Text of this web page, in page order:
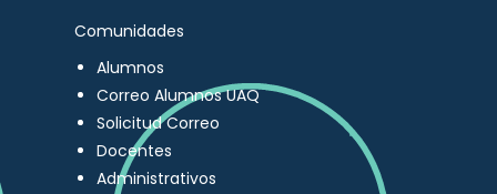
Comunidades
Alumnos
Correo Alumnos UAQ
Solicitud Correo
Docentes
Administrativos